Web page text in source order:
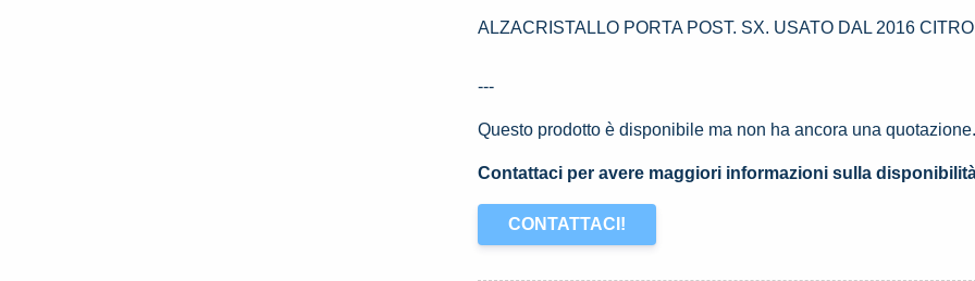
ALZACRISTALLO PORTA POST. SX. USATO DAL 2016
---
Questo prodotto è disponibile ma non ha ancora una
Contattaci per avere maggiori informazioni sulla
CONTATTACI!